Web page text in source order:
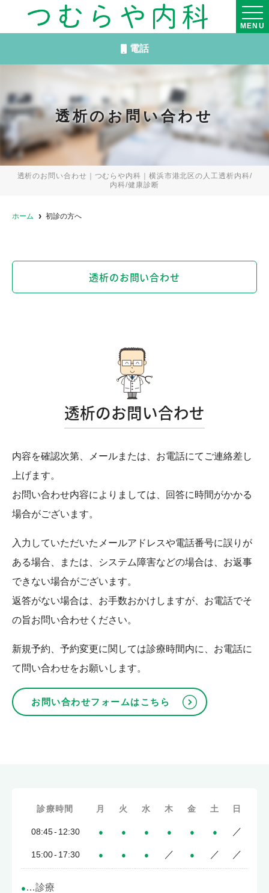
MENU
透析のお問い合わせ
透析のお問い合わせ｜つむらや内科｜横浜市港北区の人工透析内科/
内科/健康診断
電話
ホーム 初診の方へ
透析のお問い合わせ
透析のお問い合わせ
内容を確認次第、メールまたは、お電話にてご連絡差し
上げます。
お問い合わせ内容によりましては、回答に時間がかかる
場合がございます。
入力していただいたメールアドレスや電話番号に誤りが
ある場合、または、システム障害などの場合は、お返事
できない場合がございます。
返答がない場合は、お手数おかけしますが、お電話でそ
の旨お問い合わせください。
新規予約、予約変更に関しては診療時間内に、お電話に
て問い合わせをお願いします。
お問い合わせフォームはこちら
診療時間 月 火 水 木 金 土 日
08:45- 12:30 ● ● ● ● ● ● ／
15:00- 17:30 ● ● ● ／ ● ／ ／
● …診療